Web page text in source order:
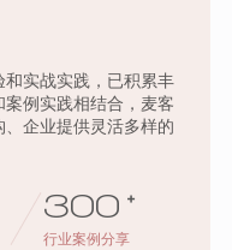
实战实践，已积累丰
例实践相结合，麦客
企业提供灵活多样的
300 +
行业案例分享